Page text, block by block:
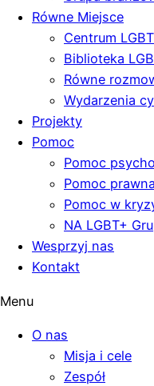
Równe Miejsce
Centrum
Biblioteka
Równe
Wydarzenia
Projekty
Pomoc
Pomoc
Pomoc prawna
Pomoc w
NA LGBT+
Wesprzyj nas
Kontakt
Menu
O nas
Misja i cele
Zespół